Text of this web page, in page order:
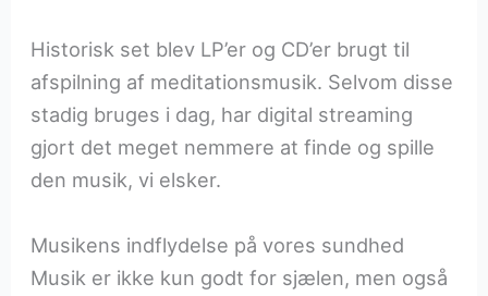
Historisk set blev LP’er og CD’er brugt til
afspilning af meditationsmusik. Selvom disse
stadig bruges i dag, har digital streaming
gjort det meget nemmere at finde og spille
den musik, vi elsker.
Musikens indflydelse på vores sundhed
Musik er ikke kun godt for sjælen, men også